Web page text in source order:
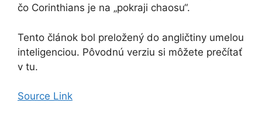
čo Corinthians je na „pokraji chaosu“.
Tento článok bol preložený do angličtiny umelou
inteligenciou. Pôvodnú verziu si môžete prečítať
v tu.
Source Link